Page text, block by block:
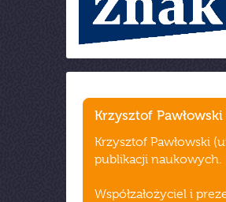
Krzysztof Pawłowski
Krzysztof Pawłowski
publikacji naukowych.
Współzałożyciel i